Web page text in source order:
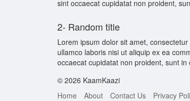
sint occaecat cupidatat non proident,
2- Random title
Lorem ipsum dolor sit amet,
ullamco laboris nisi ut aliquip ex ea
occaecat cupidatat non proident, sunt
© 2026 KaamKaazi
Home
About Contact Us Privacy